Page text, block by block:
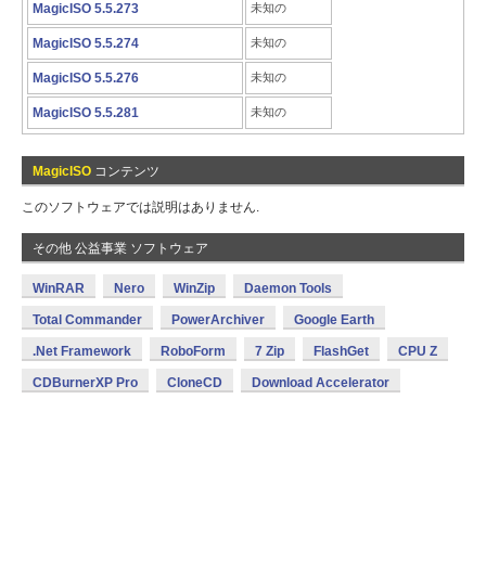
MagicISO 5.5.273 未知の
MagicISO 5.5.274 未知の
MagicISO 5.5.276 未知の
MagicISO 5.5.281 未知の
MagicISO コンテンツ
このソフトウェアでは説明はありません.
その他 公益事業 ソフトウェア
WinRAR Nero WinZip Daemon Tools
Total Commander PowerArchiver Google Earth
.Net Framework RoboForm 7 Zip FlashGet CPU Z
CDBurnerXP Pro CloneCD Download Accelerator